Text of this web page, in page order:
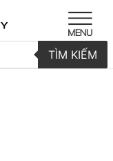
TÌM KIẾM